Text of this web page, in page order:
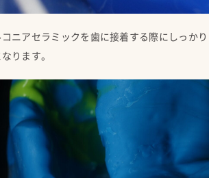
コニアセラミックを歯に接着する際にしっか
ります。